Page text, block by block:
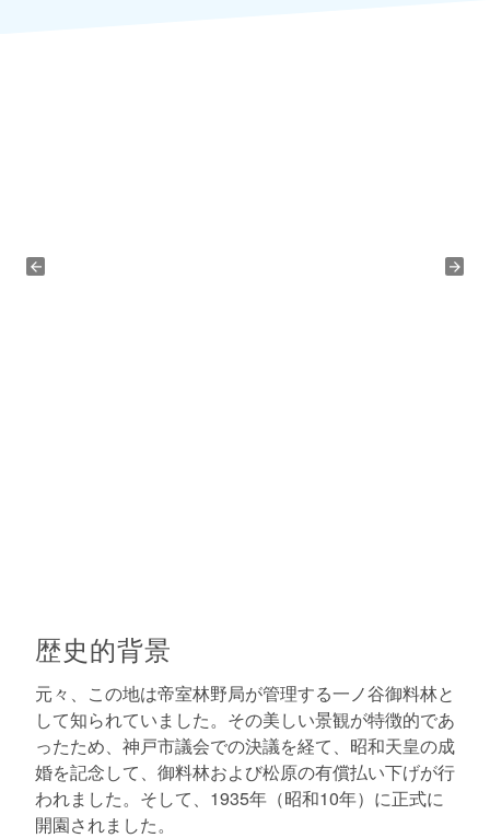
歴史的背景
元々、この地は帝室林野局が管理する一ノ谷御料林と
して知られていました。その美しい景観が特徴的であ
ったため、神戸市議会での決議を経て、昭和天皇の成
婚を記念して、御料林および松原の有償払い下げが行
われました。そして、1935年（昭和10年）に正式に
開園されました。